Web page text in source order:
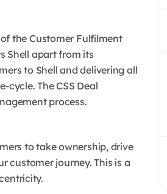
the Customer Fulfilment
Shell apart from its
to Shell and delivering all
The CSS Deal
process.
to take ownership, drive
customer journey. This is a